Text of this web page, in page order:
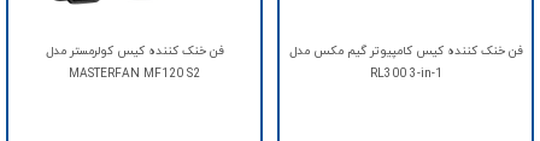
فن خنک کننده کیس کامپیوتر گیم مکس مدل
RL300 3-in-1
فن خنک کننده کیس کولرمستر مدل
MASTERFAN MF120 S2